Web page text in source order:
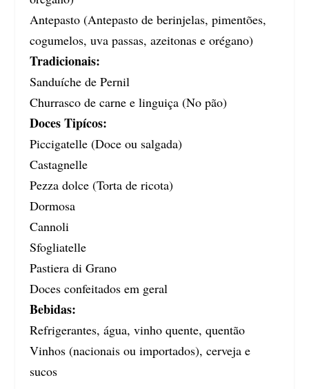
Antepasto (Antepasto de berinjelas, pimentões,
cogumelos, uva passas, azeitonas e orégano)
Tradicionais:
Sanduíche de Pernil
Churrasco de carne e linguiça (No pão)
Doces Tipícos:
Piccigatelle (Doce ou salgada)
Castagnelle
Pezza dolce (Torta de ricota)
Dormosa
Cannoli
Sfogliatelle
Pastiera di Grano
Doces confeitados em geral
Bebidas:
Refrigerantes, água, vinho quente, quentão
Vinhos (nacionais ou importados), cerveja e
sucos